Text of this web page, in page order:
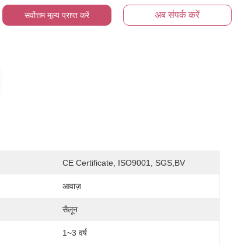
सर्वोत्तम मूल्य प्राप्त करें अब संपर्क करें
CE Certificate, ISO9001, SGS,BV
आवाज़
सैलून
1~3 वर्ष